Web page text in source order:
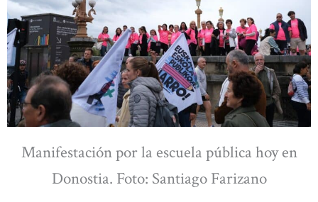
Manifestación por la escuela pública hoy en
Donostia. Foto: Santiago Farizano